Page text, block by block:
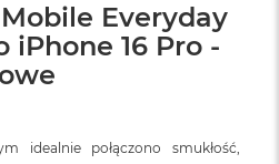
Everyday
iPhone 16 Pro -
idealnie połączono smukłość,